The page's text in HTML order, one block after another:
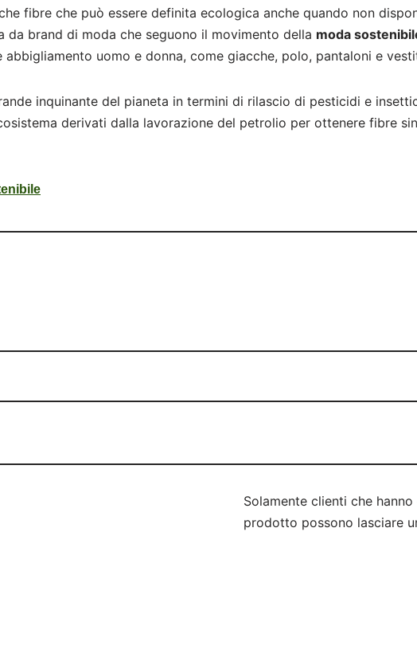
fibre che può essere definita ecologica anche quando non
da brand di moda che seguono il movimento della moda
uomo e donna, come giacche, polo, pantaloni e
inquinante del pianeta in termini di rilascio di pesticidi e
derivati dalla lavorazione del petrolio per ottenere fibre
Solamente clienti che
prodotto possono lasciare